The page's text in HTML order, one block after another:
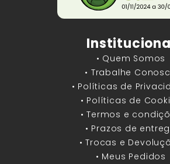
• Quem Somos
• Trabalhe
• Políticas de
• Políticas de
• Termos e
• Prazos de
• Trocas e
• Meus Pedidos